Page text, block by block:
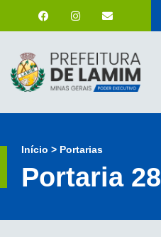
Início > Portarias
Portaria